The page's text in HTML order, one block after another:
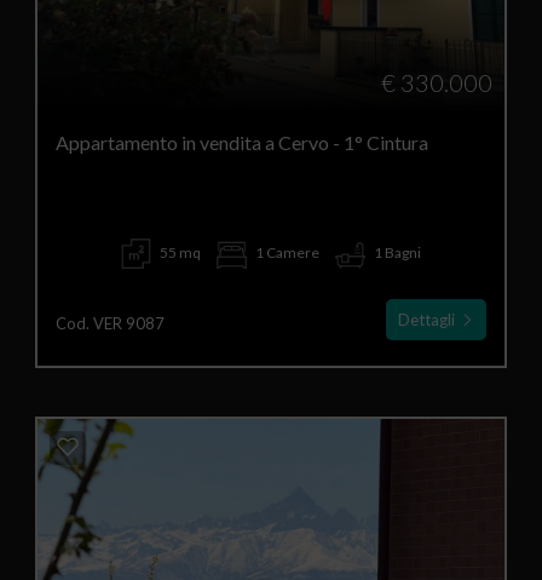
€ 330.000
Appartamento in vendita a Cervo - 1° Cintura
55 mq 1 Camere 1 Bagni
Cod. VER 9087 Dettagli